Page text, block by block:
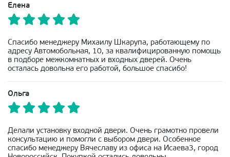
Елена
Спасибо менеджеру Михаилу Шкарупа, работающему по
адресу Автомобольная, 10, за квалифицированную помощь
в подборе межкомнатных и входных дверей. Очень
осталась довольна его работой, большое спасибо!
Ольга
Делали установку входной двери. Очень грамотно провели
консультацию и помогли с выбором двери. Особенное
спасибо менеджеру Вячеславу из офиса на Исаева3, город